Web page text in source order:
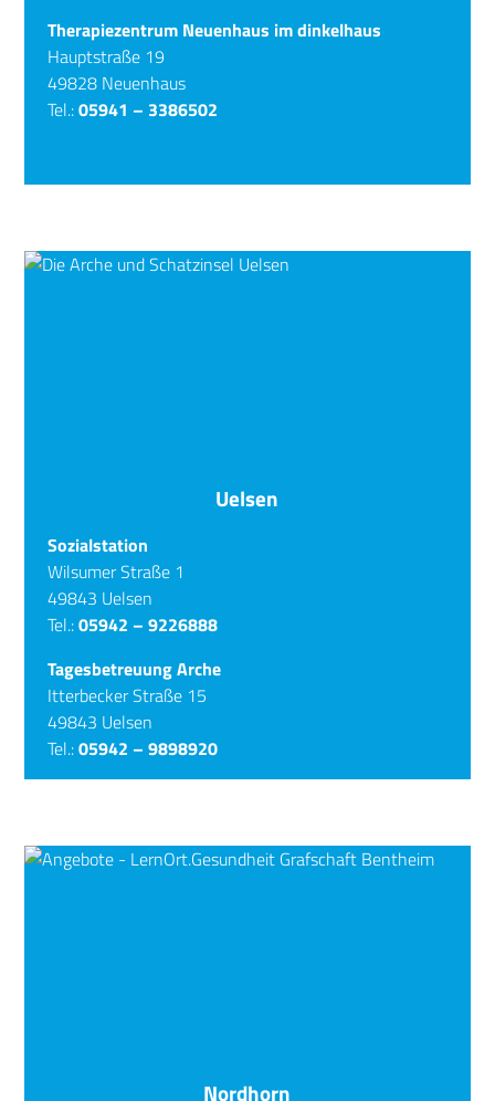
Therapiezentrum Neuenhaus im dinkelhaus
Hauptstraße 19
49828 Neuenhaus
Tel.:05941 – 3386502
Uelsen
Sozialstation
Wilsumer Straße 1
49843 Uelsen
Tel.:05942 – 9226888
Tagesbetreuung Arche
Itterbecker Straße 15
49843 Uelsen
Tel.:05942 – 9898920
Nordhorn